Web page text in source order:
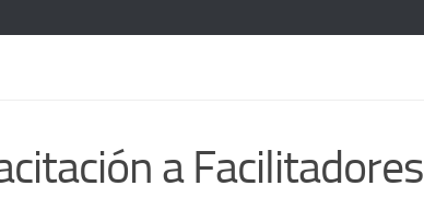
a Facilitadores